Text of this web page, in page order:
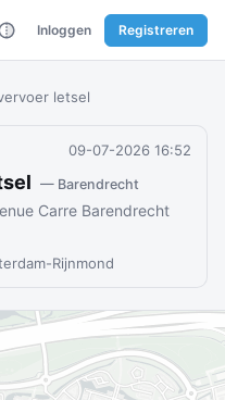
Inloggen Registreren
letsel
09-07-2026 16:52
— Barendrecht
Carre Barendrecht
Rijnmond